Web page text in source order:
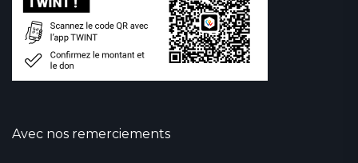
Avec nos remerciements